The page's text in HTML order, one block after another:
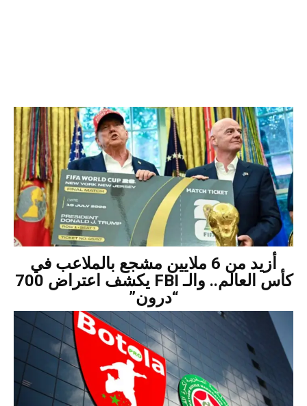
أزيد من 6 ملايين مشجع بالملاعب في
كأس العالم.. والـ FBI يكشف اعتراض 700
“درون”